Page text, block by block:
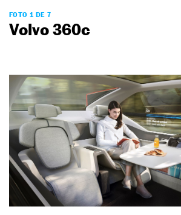
FOTO 1 DE 7
Volvo 360c